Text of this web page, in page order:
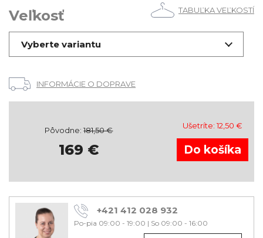
Veľkosť TABUĽKA VEĽKOSTÍ
Vyberte variantu
INFORMÁCIE O DOPRAVE
Pôvodne:181,50€
169 €
Ušetríte: 12,50 €
+421 412 028 932
Po-pia 09:00 - 19:00 | So 09:00 - 16:00